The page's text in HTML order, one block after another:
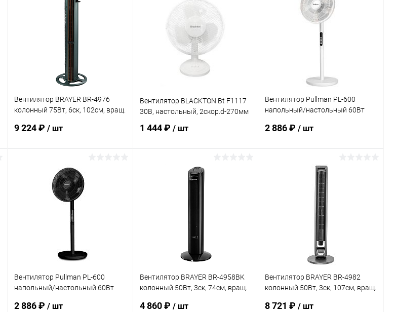
Купить в 1 клик
В наличии
Купить в 1 клик
Вентилятор BRAYER BR-4976
колонный 75Вт, 6ск, 102см, вращ.
9 224 ₽ / шт
В корзину
Купить в 1 клик
Вентилятор BLACKTON Bt F1117
30В, настольный, 2скор.d-270мм
1 444 ₽ / шт
В корзину
Вентилятор Pullman PL-600
напольный/настольный 60Вт
2 886 ₽/ шт
В корзину
Купить в 1 клик
Вентилятор Pullman PL-600
напольный/настольный 60Вт
2 886 ₽ / шт
Вентилятор BRAYER BR-4958BK
колонный 50Вт, 3ск, 74см, вращ.
4 860 ₽ / шт
Вентилятор BRAYER BR-4982
колонный 50Вт, 3ск, 107см, вращ.
8 721 ₽/ шт